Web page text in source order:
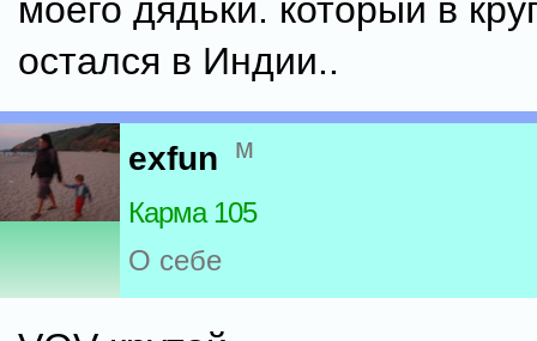
моего дядьки. который в
остался в Индии..
exfun м
Карма 105
О себе